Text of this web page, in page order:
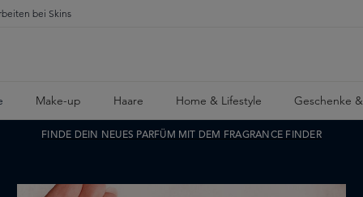
bei Skins
Make-up Haare Home & Lifestyle Geschenke
FINDE DEIN NEUES PARFÜM MIT DEM FRAGRANCE FINDER